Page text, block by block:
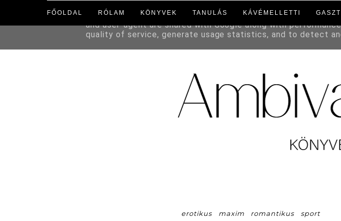
FŐOLDAL RÓLAM KÖNYVEK TANULÁS KÁVÉMELLETTI
erotikus maxim romantikus sport
This site uses cookies from Google to deliver its services
and user-agent are shared with Google along with
quality of service, generate usage statistics, and to detect